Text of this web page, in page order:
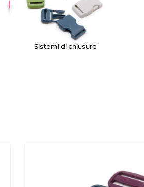
Sistemi di chiusura